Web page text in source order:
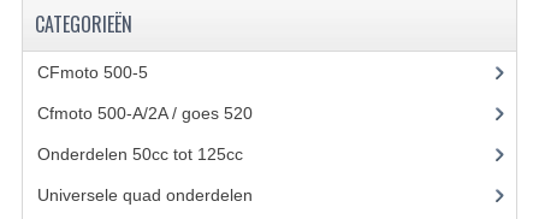
MOTOR
REM SYSTEEM
SCHOKBREKERS
STUUR INRICHTING
CATEGORIEËN
CFmoto 500-5(5)
Cfmoto 500-A/2A / goes 520(347)
Onderdelen 50cc tot 125cc(49)
Universele quad onderdelen